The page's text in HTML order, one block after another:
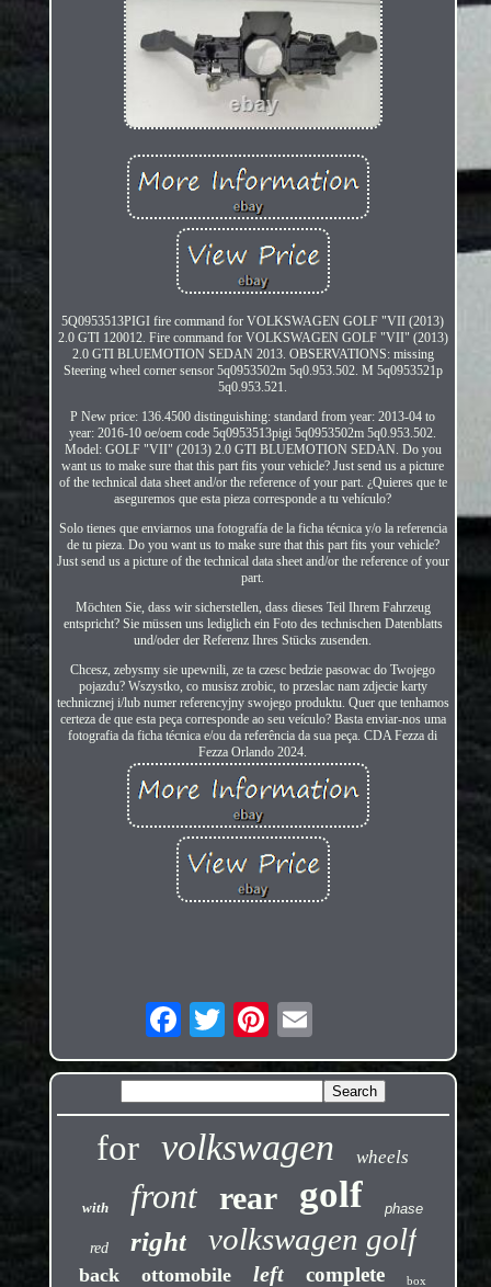
5Q0953513PIGI fire command for VOLKSWAGEN GOLF "VII (2013)
2.0 GTI 120012. Fire command for VOLKSWAGEN GOLF "VII" (2013)
2.0 GTI BLUEMOTION SEDAN 2013. OBSERVATIONS: missing
Steering wheel corner sensor 5q0953502m 5q0.953.502. M 5q0953521p
5q0.953.521.
P New price: 136.4500 distinguishing: standard from year: 2013-04 to
year: 2016-10 oe/oem code 5q0953513pigi 5q0953502m 5q0.953.502.
Model: GOLF "VII" (2013) 2.0 GTI BLUEMOTION SEDAN. Do you
want us to make sure that this part fits your vehicle? Just send us a picture
of the technical data sheet and/or the reference of your part. ¿Quieres que te
aseguremos que esta pieza corresponde a tu vehículo?
Solo tienes que enviarnos una fotografía de la ficha técnica y/o la referencia
de tu pieza. Do you want us to make sure that this part fits your vehicle?
Just send us a picture of the technical data sheet and/or the reference of your
part.
Möchten Sie, dass wir sicherstellen, dass dieses Teil Ihrem Fahrzeug
entspricht? Sie müssen uns lediglich ein Foto des technischen Datenblatts
und/oder der Referenz Ihres Stücks zusenden.
Chcesz, zebysmy sie upewnili, ze ta czesc bedzie pasowac do Twojego
pojazdu? Wszystko, co musisz zrobic, to przeslac nam zdjecie karty
technicznej i/lub numer referencyjny swojego produktu. Quer que tenhamos
certeza de que esta peça corresponde ao seu veículo? Basta enviar-nos uma
fotografia da ficha técnica e/ou da referência da sua peça. CDA Fezza di
Fezza Orlando 2024.
for volkswagen wheels
with front rear golf phase
red right volkswagen golf
back ottomobile left complete box